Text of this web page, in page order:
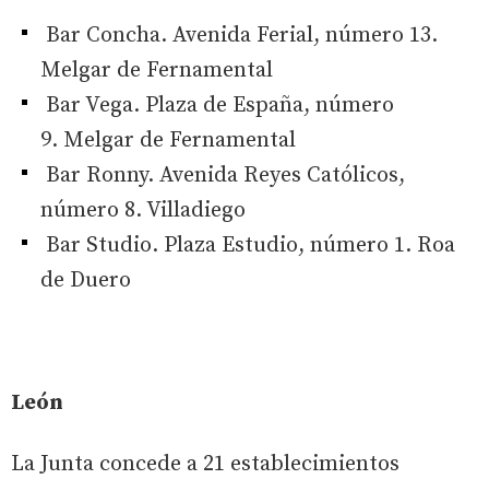
Bar Concha. Avenida Ferial, número 13.
Melgar de Fernamental
Bar Vega. Plaza de España, número
9. Melgar de Fernamental
Bar Ronny. Avenida Reyes Católicos,
número 8. Villadiego
Bar Studio. Plaza Estudio, número 1. Roa
de Duero
León
La Junta concede a 21 establecimientos